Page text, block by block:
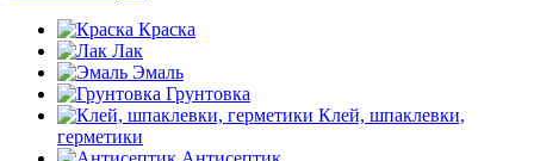
Краска
Лак
Эмаль
Грунтовка
Клей, шпаклевки,
герметики